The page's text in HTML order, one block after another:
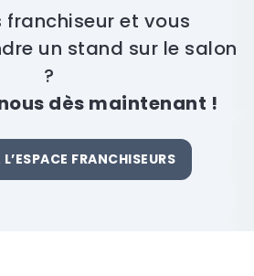
franchiseur et vous
un stand sur le salon
?
dès maintenant !
FRANCHISEURS